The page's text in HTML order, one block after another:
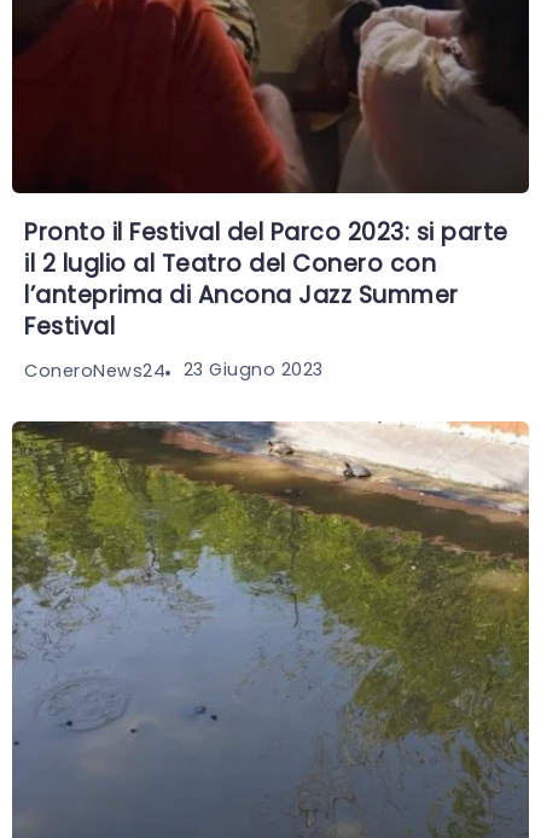
Pronto il Festival del Parco 2023: si parte
il 2 luglio al Teatro del Conero con
l’anteprima di Ancona Jazz Summer
Festival
ConeroNews24 23 Giugno 2023